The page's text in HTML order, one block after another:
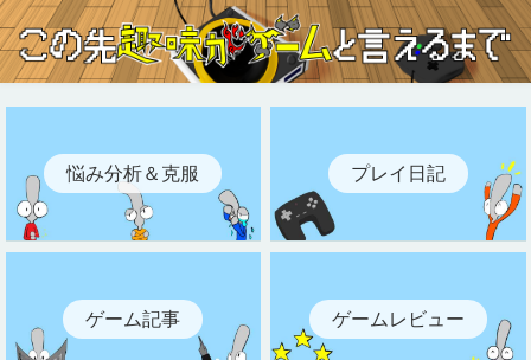
悩み分析＆克服 プレイ日記
ゲーム記事 ゲームレビュー